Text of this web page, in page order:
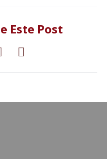
Este Post